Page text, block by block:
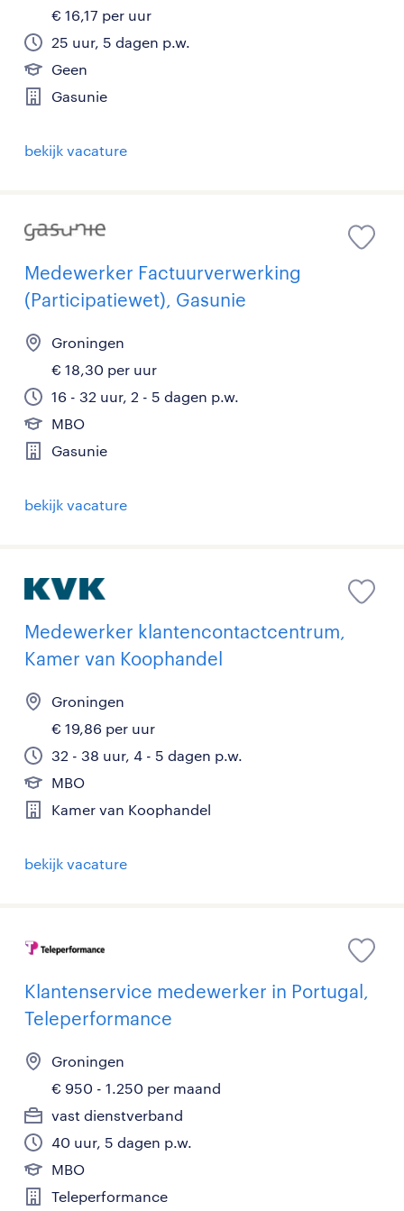
€ 16,17 per uur
25 uur, 5 dagen p.w.
Geen
Gasunie
bekijk vacature
Medewerker Factuurverwerking
(Participatiewet), Gasunie
Groningen
€ 18,30 per uur
16 - 32 uur, 2 - 5 dagen p.w.
MBO
Gasunie
bekijk vacature
Medewerker klantencontactcentrum,
Kamer van Koophandel
Groningen
€ 19,86 per uur
32 - 38 uur, 4 - 5 dagen p.w.
MBO
Kamer van Koophandel
bekijk vacature
Klantenservice medewerker in Portugal,
Teleperformance
Groningen
€ 950 - 1.250 per maand
vast dienstverband
40 uur, 5 dagen p.w.
MBO
Teleperformance